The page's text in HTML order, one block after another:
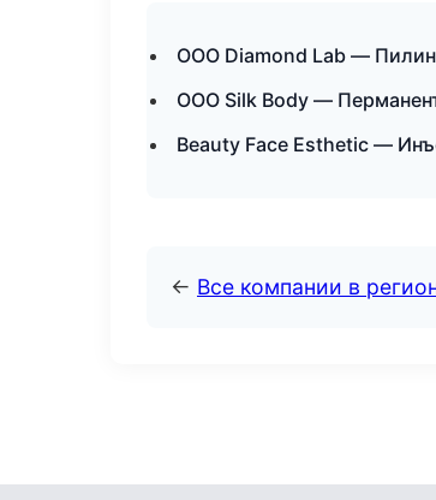
ООО Diamond Lab —
ООО Silk Body —
Beauty Face Esthetic —
← Все компании в